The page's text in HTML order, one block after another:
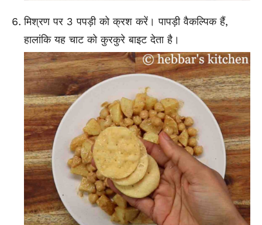
मिश्रण पर 3 पपड़ी को क्रश करें। पापड़ी वैकल्पिक हैं,
हालांकि यह चाट को कुरकुरे बाइट देता है।